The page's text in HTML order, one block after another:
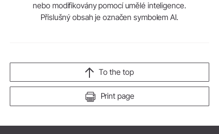
nebo modifikovány pomocí umělé inteligence.
Příslušný obsah je označen symbolem AI.
Print page
To the top